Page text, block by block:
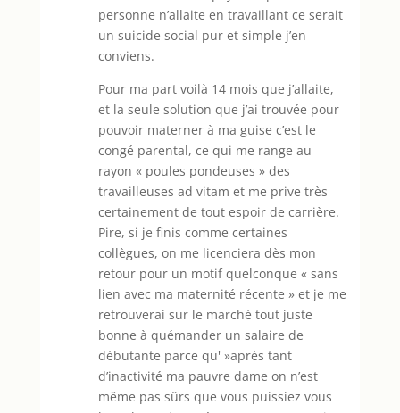
personne n’allaite en travaillant ce serait
un suicide social pur et simple j’en
conviens.
Pour ma part voilà 14 mois que j’allaite,
et la seule solution que j’ai trouvée pour
pouvoir materner à ma guise c’est le
congé parental, ce qui me range au
rayon « poules pondeuses » des
travailleuses ad vitam et me prive très
certainement de tout espoir de carrière.
Pire, si je finis comme certaines
collègues, on me licenciera dès mon
retour pour un motif quelconque « sans
lien avec ma maternité récente » et je me
retrouverai sur le marché tout juste
bonne à quémander un salaire de
débutante parce qu' »après tant
d’inactivité ma pauvre dame on n’est
même pas sûrs que vous puissiez vous